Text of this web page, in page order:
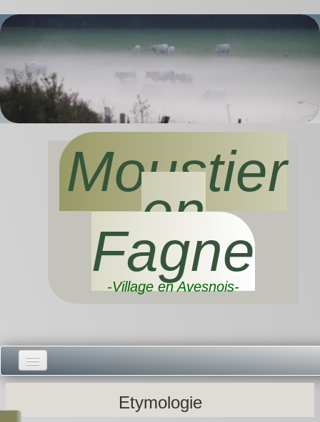
Moustier
en
Fagne
-Village en Avesnois-
Accueil -
Vie municipale -
Etymologie